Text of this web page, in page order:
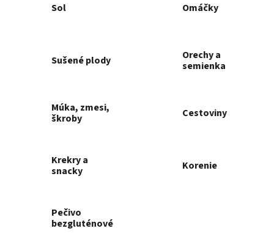
Sol Omáčky
Sušené plody
Orechy a
semienka
Múka, zmesi,
škroby
Cestoviny
Krekry a
snacky
Korenie
Pečivo
bezgluténové